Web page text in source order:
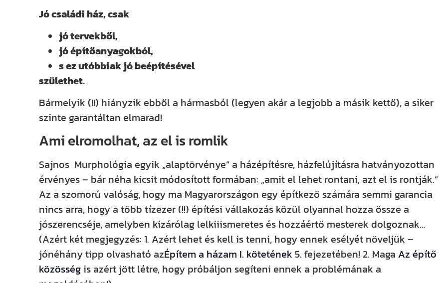
Jó családi ház, csak
jó tervekből,
jó építőanyagokból,
s ez utóbbiak jó beépítésével
születhet.
Bármelyik (!!) hiányzik ebből a hármasból (legyen akár a legjobb a másik kettő), a siker
szinte garantáltan elmarad!
Ami elromolhat, az el is romlik
Sajnos Murphológia egyik „alaptörvénye” a házépítésre, házfelújításra hatványozottan
érvényes – bár néha kicsit módosított formában: „amit el lehet rontani, azt el is rontják.”
Az a szomorú valóság, hogy ma Magyarországon egy építkező számára semmi garancia
nincs arra, hogy a több tízezer (!!) építési vállakozás közül olyannal hozza össze a
jószerencséje, amelyben kizárólag lelkiiismeretes és hozzáértő mesterek dolgoznak…
(Azért két megjegyzés: 1. Azért lehet és kell is tenni, hogy ennek esélyét növeljük –
jónéhány tipp olvasható azÉpítem a házam I. kötetének5. fejezetében! 2. Maga Az építő
közösségis azért jött létre, hogy próbáljon segíteni ennek a problémának a